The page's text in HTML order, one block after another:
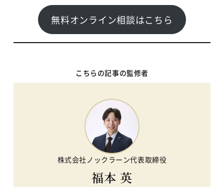
無料オンライン相談はこちら
こちらの記事の監修者
株式会社ノックラーン代表取締役
福本 英